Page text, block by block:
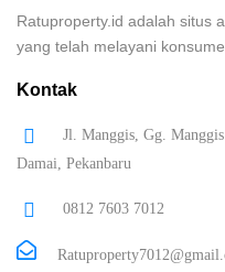
Ratuproperty.id adalah situs
yang telah melayani
Kontak
Jl. Manggis, Gg.
Damai, Pekanbaru
0812 7603 7012